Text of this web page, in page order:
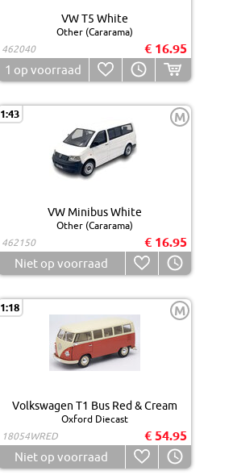
VW T5 White
Other (Cararama)
462040
€ 16.95
1 op voorraad
1:43 M
VW Minibus White
Other (Cararama)
462150
€ 16.95
Niet op voorraad
1:18 M
Volkswagen T1 Bus Red & Cream
Oxford Diecast
18054WRED
€ 54.95
Niet op voorraad